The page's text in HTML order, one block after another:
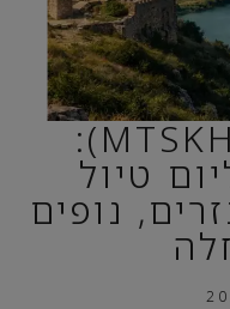
מצחתה (MTSKHETA):
טיול
נופים